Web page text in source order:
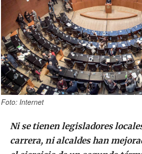
Foto: Internet
Ni se tienen legisladores
carrera, ni alcaldes han